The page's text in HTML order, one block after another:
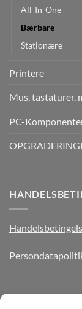
All-In-One
Bærbare
Stationære
Printere
Mus, tastaturer,
PC-